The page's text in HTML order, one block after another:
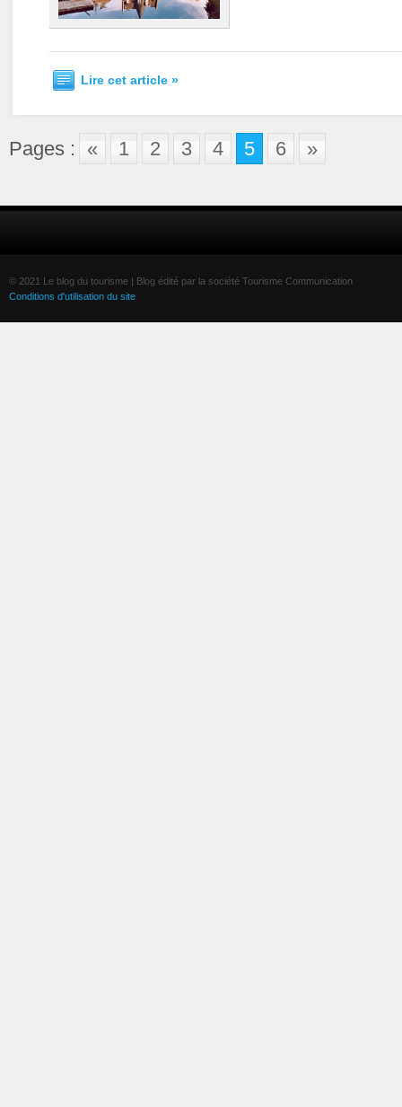
Lire cet article »
Pages : « 1 2 3 4 5 6 »
© 2021 Le blog du tourisme | Blog édité par la société Tourisme Communication
Conditions d'utilisation du site